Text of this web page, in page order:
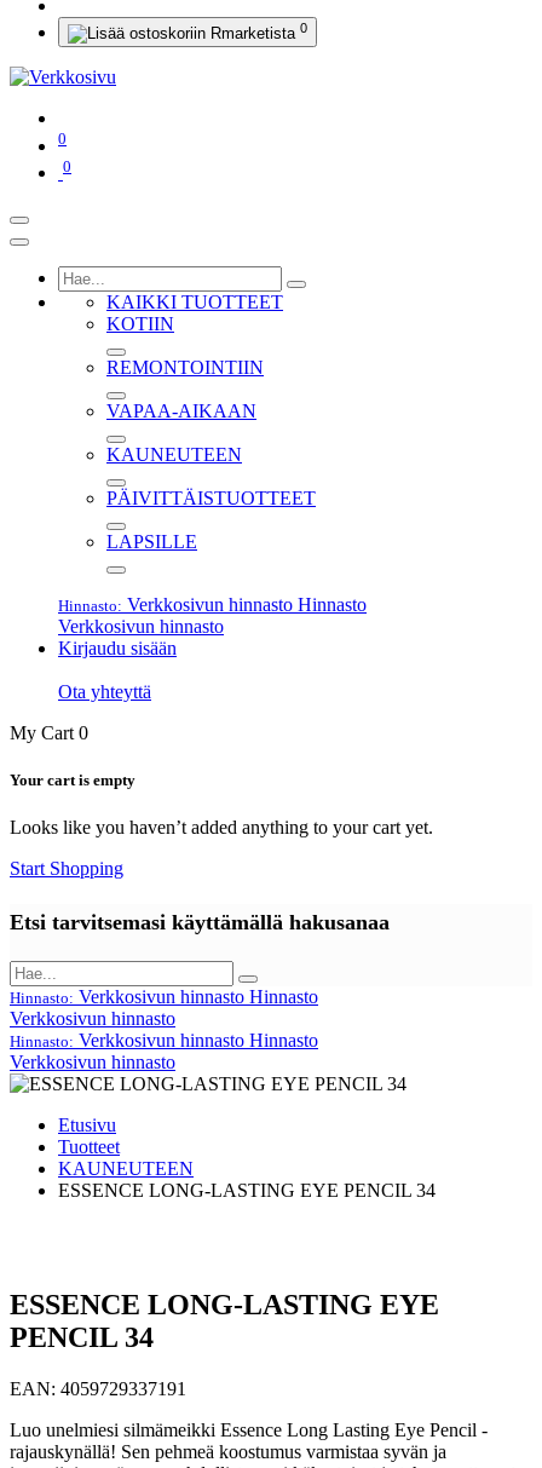
0
0
0
KAIKKI TUOTTEET
KOTIIN
REMONTOINTIIN
VAPAA-AIKAAN
KAUNEUTEEN
PÄIVITTÄISTUOTTEET
LAPSILLE
Hinnasto: Verkkosivun hinnasto Hinnasto
Verkkosivun hinnasto
Kirjaudu sisään
Ota yhteyttä
My Cart 0
Your cart is empty
Looks like you haven’t added anything to your cart yet.
Start Shopping
Etsi tarvitsemasi käyttämällä hakusanaa
Hinnasto: Verkkosivun hinnasto Hinnasto
Verkkosivun hinnasto
Hinnasto: Verkkosivun hinnasto Hinnasto
Verkkosivun hinnasto
Etusivu
Tuotteet
KAUNEUTEEN
ESSENCE LONG-LASTING EYE PENCIL 34
ESSENCE LONG-LASTING EYE
PENCIL 34
EAN: 4059729337191
Luo unelmiesi silmämeikki Essence Long Lasting Eye Pencil -
rajauskynällä! Sen pehmeä koostumus varmistaa syvän ja